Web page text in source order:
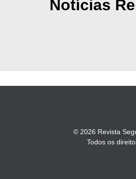
Notícias
© 2026 Revista
Todos os